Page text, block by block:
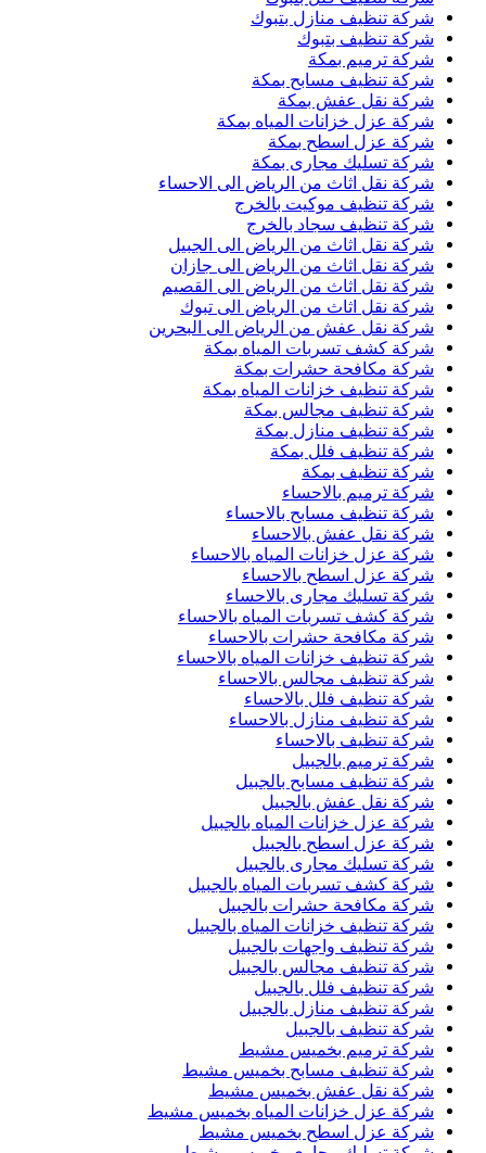
شركة تنظيف منازل بتبوك
شركة تنظيف بتبوك
شركة ترميم بمكة
شركة تنظيف مسابح بمكة
شركة نقل عفش بمكة
شركة عزل خزانات المياه بمكة
شركة عزل اسطح بمكة
شركة تسليك مجارى بمكة
شركة نقل اثاث من الرياض الى الاحساء
شركة تنظيف موكيت بالخرج
شركة تنظيف سجاد بالخرج
شركة نقل اثاث من الرياض الى الجبيل
شركة نقل اثاث من الرياض الى جازان
شركة نقل اثاث من الرياض الى القصيم
شركة نقل اثاث من الرياض الى تبوك
شركة نقل عفش من الرياض الى البحرين
شركة كشف تسربات المياه بمكة
شركة مكافحة حشرات بمكة
شركة تنظيف خزانات المياه بمكة
شركة تنظيف مجالس بمكة
شركة تنظيف منازل بمكة
شركة تنظيف فلل بمكة
شركة تنظيف بمكة
شركة ترميم بالاحساء
شركة تنظيف مسابح بالاحساء
شركة نقل عفش بالاحساء
شركة عزل خزانات المياه بالاحساء
شركة عزل اسطح بالاحساء
شركة تسليك مجارى بالاحساء
شركة كشف تسربات المياه بالاحساء
شركة مكافحة حشرات بالاحساء
شركة تنظيف خزانات المياه بالاحساء
شركة تنظيف مجالس بالاحساء
شركة تنظيف فلل بالاحساء
شركة تنظيف منازل بالاحساء
شركة تنظيف بالاحساء
شركة ترميم بالجبيل
شركة تنظيف مسابح بالجبيل
شركة نقل عفش بالجبيل
شركة عزل خزانات المياه بالجبيل
شركة عزل اسطح بالجبيل
شركة تسليك مجارى بالجبيل
شركة كشف تسربات المياه بالجبيل
شركة مكافحة حشرات بالجبيل
شركة تنظيف خزانات المياه بالجبيل
شركة تنظيف واجهات بالجبيل
شركة تنظيف مجالس بالجبيل
شركة تنظيف فلل بالجبيل
شركة تنظيف منازل بالجبيل
شركة تنظيف بالجبيل
شركة ترميم بخميس مشيط
شركة تنظيف مسابح بخميس مشيط
شركة نقل عفش بخميس مشيط
شركة عزل خزانات المياه بخميس مشيط
شركة عزل اسطح بخميس مشيط